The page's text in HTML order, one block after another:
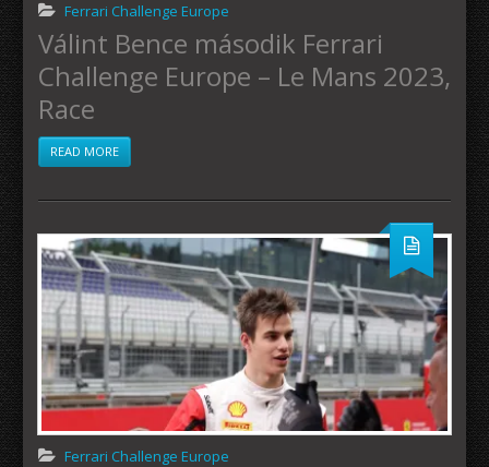
Ferrari Challenge Europe
Válint Bence második Ferrari
Challenge Europe – Le Mans 2023,
Race
READ MORE
Ferrari Challenge Europe